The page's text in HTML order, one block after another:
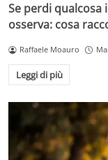
Se perdi qualcosa
osserva: cosa
Raffaele Moauro
Leggi di più